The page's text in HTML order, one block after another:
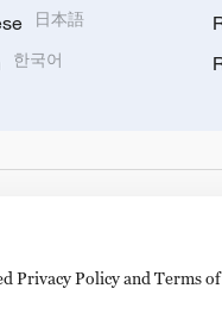
日本語
한국어
Privacy Policy and Terms